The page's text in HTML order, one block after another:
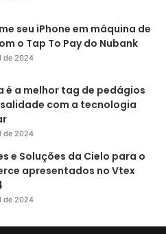
seu iPhone em máquina de
o Tap To Pay do Nubank
de 2024
é a melhor tag de pedágios
com a tecnologia
de 2024
e Soluções da Cielo para o
apresentados no Vtex
de 2024